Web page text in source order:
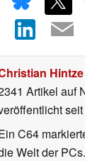
Hintze
Artikel auf
C64
Welt der